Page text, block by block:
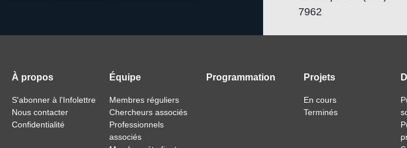
7962
À propos
S'abonner à l'Infolettre
Nous contacter
Confidentialité
Équipe
Membres réguliers
Chercheurs associés
Professionnels
associés
Programmation Projets
En cours
Terminés